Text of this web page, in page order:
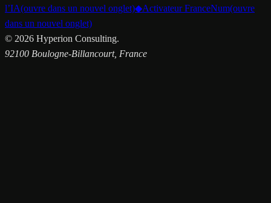
l’IA(ouvre dans un nouvel onglet)◆Activateur FranceNum(ouvre
dans un nouvel onglet)
© 2026 Hyperion Consulting.
92100 Boulogne-Billancourt, France